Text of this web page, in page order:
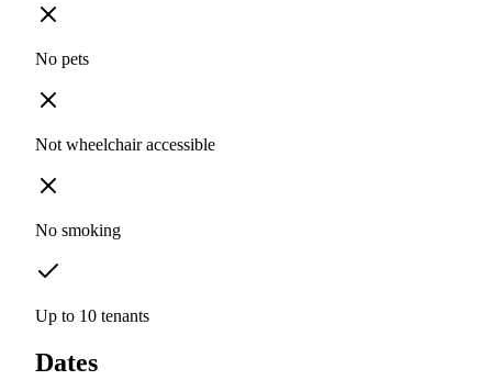
No pets
Not wheelchair accessible
No smoking
Up to 10 tenants
Dates